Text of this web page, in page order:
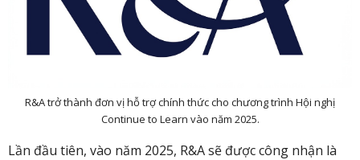
R&A trở thành đơn vị hỗ trợ chính thức cho chương trình Hội nghị
Continue to Learn vào năm 2025.
Lần đầu tiên, vào năm 2025, R&A sẽ được công nhận là